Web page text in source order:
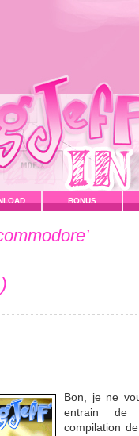
BONUS
Bon, je ne
entrain de
compilation